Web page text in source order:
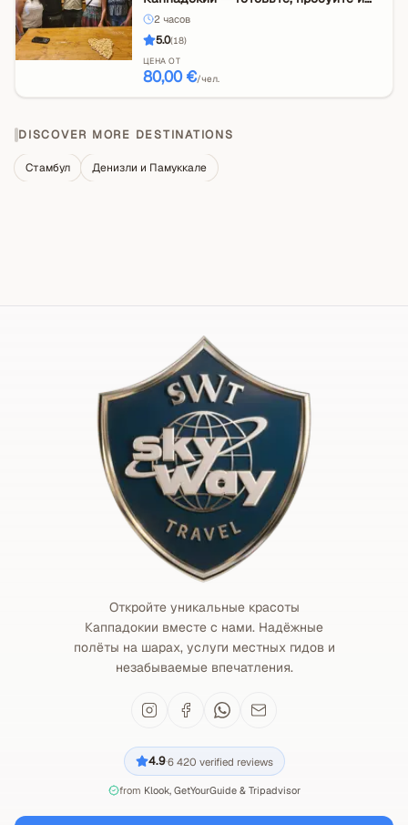
откройте для себя местную жизнь
2 часов
5.0(18)
ЦЕНА ОТ
80,00 €/чел.
DISCOVER MORE DESTINATIONS
Стамбул Денизли и Памуккале
Откройте уникальные красоты
Каппадокии вместе с нами. Надёжные
полёты на шарах, услуги местных гидов и
незабываемые впечатления.
4.9·6 420 verified reviews
from Klook, GetYourGuide & Tripadvisor